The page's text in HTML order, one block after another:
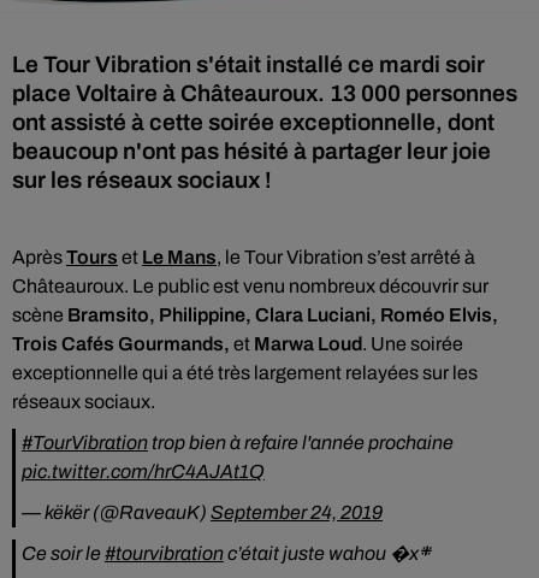
Le Tour Vibration s'était installé ce mardi soir
place Voltaire à Châteauroux. 13 000 personnes
ont assisté à cette soirée exceptionnelle, dont
beaucoup n'ont pas hésité à partager leur joie
sur les réseaux sociaux !
AprèsTours et Le Mans, le Tour Vibration s’est arrêté à
Châteauroux. Le public est venu nombreux découvrir sur
scène Bramsito, Philippine, Clara Luciani, Roméo Elvis,
Trois Cafés Gourmands, et Marwa Loud. Une soirée
exceptionnelle qui a été très largement relayées sur les
réseaux sociaux.
#TourVibration trop bien à refaire l'année prochaine
pic.twitter.com/hrC4AJAt1Q
— këkër (@RaveauK) September 24, 2019
Ce soir le#tourvibration
c’était juste wahou �x܍